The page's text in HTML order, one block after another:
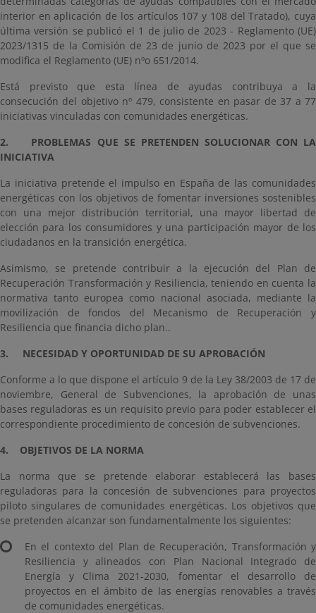
interior en aplicación de los artículos 107 y 108 del Tratado), cuya
última versión se publicó el 1 de julio de 2023 - Reglamento (UE)
2023/1315 de la Comisión de 23 de junio de 2023 por el que se
modifica el Reglamento (UE) nºo 651/2014.
Está previsto que esta línea de ayudas contribuya a la
consecución del objetivo nº 479, consistente en pasar de 37 a 77
iniciativas vinculadas con comunidades energéticas.
2. PROBLEMAS QUE SE PRETENDEN SOLUCIONAR CON LA
INICIATIVA
La iniciativa pretende el impulso en España de las comunidades
energéticas con los objetivos de fomentar inversiones sostenibles
con una mejor distribución territorial, una mayor libertad de
elección para los consumidores y una participación mayor de los
ciudadanos en la transición energética.
Asimismo, se pretende contribuir a la ejecución del Plan de
Recuperación Transformación y Resiliencia, teniendo en cuenta la
normativa tanto europea como nacional asociada, mediante la
movilización de fondos del Mecanismo de Recuperación y
Resiliencia que financia dicho plan..
3. NECESIDAD Y OPORTUNIDAD DE SU APROBACIÓN
Conforme a lo que dispone el artículo 9 de la Ley 38/2003 de 17 de
noviembre, General de Subvenciones, la aprobación de unas
bases reguladoras es un requisito previo para poder establecer el
correspondiente procedimiento de concesión de subvenciones.
4. OBJETIVOS DE LA NORMA
La norma que se pretende elaborar establecerá las bases
reguladoras para la concesión de subvenciones para proyectos
piloto singulares de comunidades energéticas. Los objetivos que
se pretenden alcanzar son fundamentalmente los siguientes:
En el contexto del Plan de Recuperación, Transformación y
Resiliencia y alineados con Plan Nacional Integrado de
Energía y Clima 2021-2030, fomentar el desarrollo de
proyectos en el ámbito de las energías renovables a través
de comunidades energéticas.